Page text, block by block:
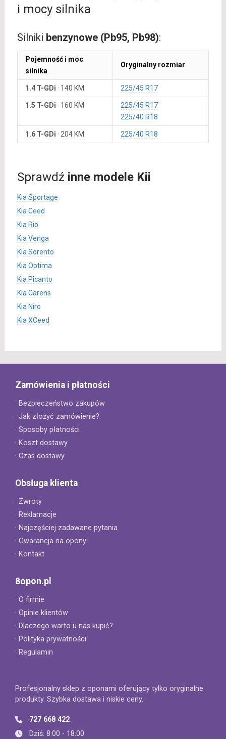
i mocy silnika
Silniki benzynowe (Pb95, Pb98):
Pojemność i moc
silnika
Oryginalny rozmiar
1.4 T-GDi · 140 KM 225/45 R17
1.5 T-GDi · 160 KM
225/45 R17
225/40 R18
1.6 T-GDi · 204 KM 225/40 R18
Sprawdź inne modele Kii
Kia Sportage
Kia Ceed
Kia Rio
Kia Venga
Kia Sorento
Kia Optima
Kia Picanto
Kia Carens
Kia Niro
Kia XCeed
Zamówienia i płatności
· Bezpieczeństwo zakupów
· Jak złożyć zamówienie?
· Sposoby płatności
· Koszt dostawy
· Czas dostawy
Obsługa klienta
· Zwroty
· Reklamacje
· Najczęściej zadawane pytania
· Gwarancja na opony
· Kontakt
8opon.pl
· O firmie
· Opinie klientów
· Dlaczego warto u nas kupić?
· Polityka prywatności
· Regulamin
Profesjonalny sklep z oponami oferujący tylko oryginalne
produkty. Szybka dostawa i niskie ceny.
727 668 422
Dziś: 8:00 - 18:00